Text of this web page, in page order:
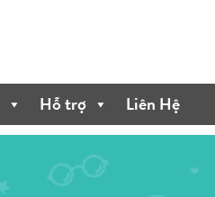
Hỗ trợ Liên Hệ